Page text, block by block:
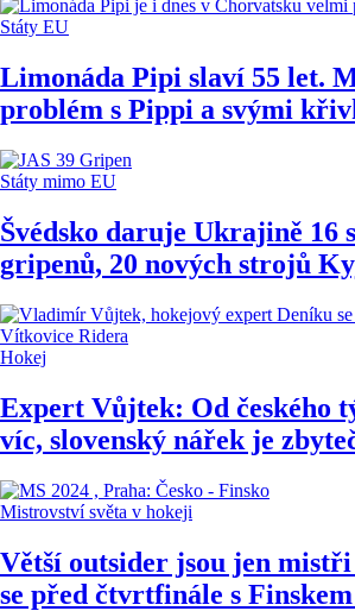
Státy EU
Limonáda Pipi slaví 55 let.
problém s Pippi a svými
Státy mimo EU
Švédsko daruje Ukrajině 16
gripenů, 20 nových strojů
Hokej
Expert Vůjtek: Od českého
víc, slovenský nářek je
Mistrovství světa v hokeji
Větší outsider jsou jen mistři
se před čtvrtfinále s